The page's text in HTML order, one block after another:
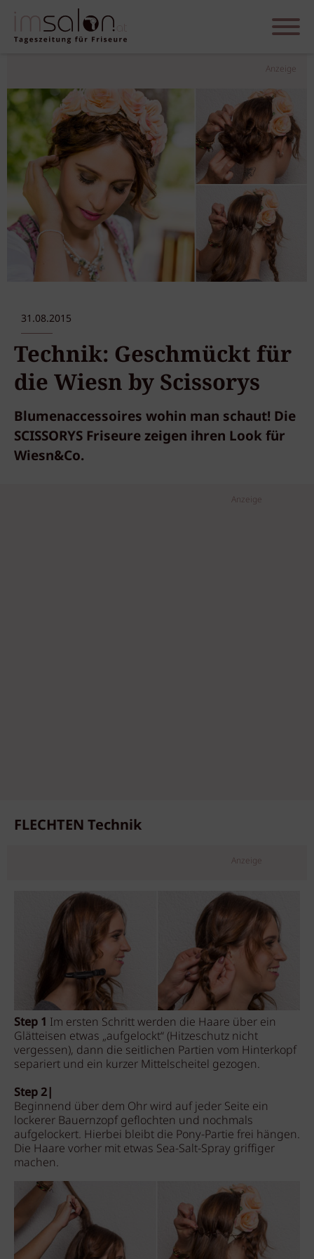
Anzeige
31.08.2015
Technik: Geschmückt für
die Wiesn by Scissorys
Blumenaccessoires wohin man schaut! Die
SCISSORYS Friseure zeigen ihren Look für
Wiesn&Co.
Anzeige
FLECHTEN Technik
Anzeige
Step 1 Im ersten Schritt werden die Haare über ein
Glätteisen etwas „aufgelockt“ (Hitzeschutz nicht
vergessen), dann die seitlichen Partien vom Hinterkopf
separiert und ein kurzer Mittelscheitel gezogen.
Step 2|
Beginnend über dem Ohr wird auf jeder Seite ein
lockerer Bauernzopf geflochten und nochmals
aufgelockert. Hierbei bleibt die Pony-Partie frei hängen.
Die Haare vorher mit etwas Sea-Salt-Spray griffiger
machen.